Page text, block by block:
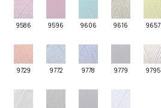
9586 9596 9606 9616 9657
9729 9772 9778 9779 9795